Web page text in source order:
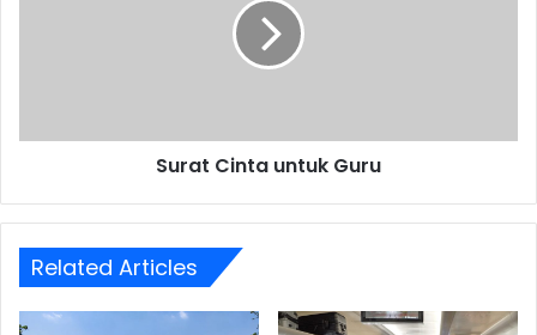
Surat Cinta untuk Guru
Related Articles